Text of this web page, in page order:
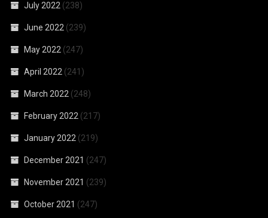
July 2022 (238)
June 2022 (239)
May 2022 (247)
April 2022 (241)
March 2022 (248)
February 2022 (217)
January 2022 (219)
December 2021 (247)
November 2021 (239)
October 2021 (247)